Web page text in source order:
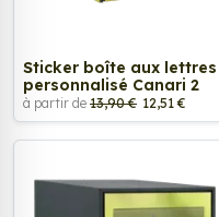
Sticker boîte aux lettres
personnalisé Canari 2
à partir de 13,90 € 12,51 €